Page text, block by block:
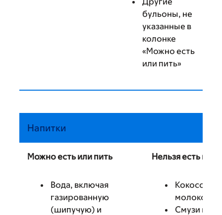
бульоны, не
указанные в
колонке
«Можно есть
или пить»
Напитки
Можно есть или пить
Вода, включая
газированную
(шипучую) и
Нельзя есть или
Кокосовое
молоко
Смузи или